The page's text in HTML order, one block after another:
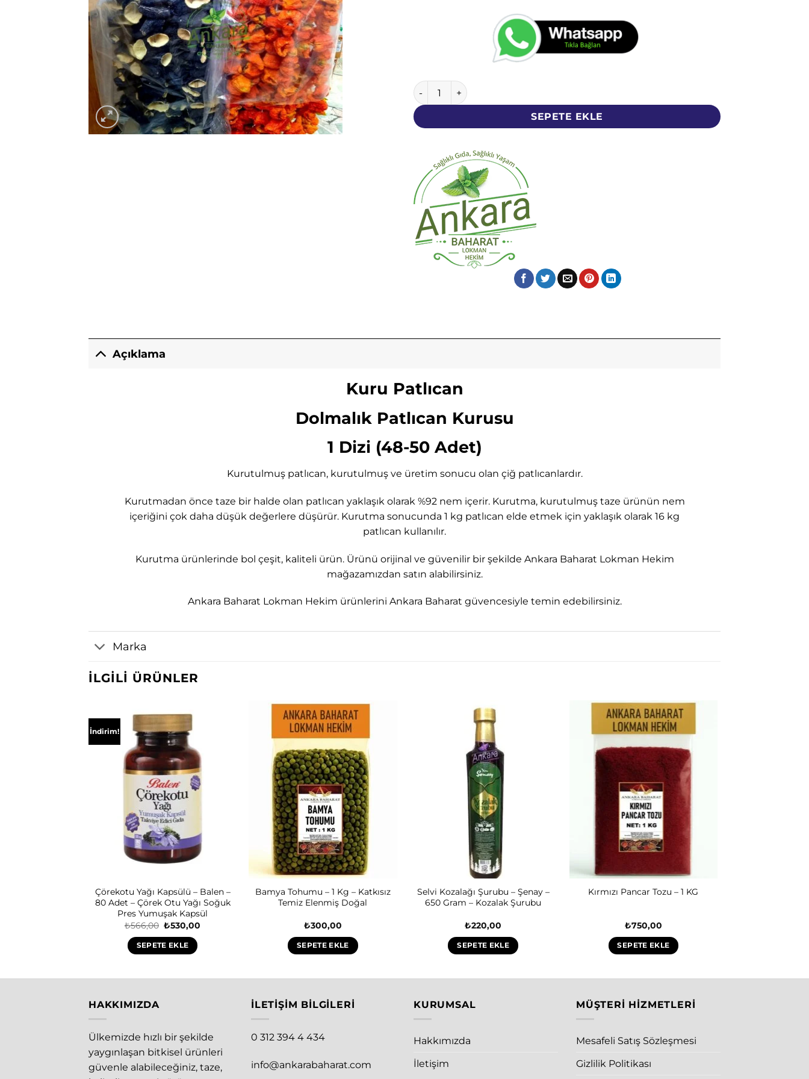
Kuru Patlıcan - 1 Dizi (48-50 Adet) - Kurutulmuş Dolmalık Patlıcan Kurusu adet
SEPETE EKLE
Açıklama
Kuru Patlıcan
Dolmalık Patlıcan Kurusu
1 Dizi (48-50 Adet)
Kurutulmuş patlıcan, kurutulmuş ve üretim sonucu olan çiğ patlıcanlardır.
Kurutmadan önce taze bir halde olan patlıcan yaklaşık olarak %92 nem içerir. Kurutma, kurutulmuş taze ürünün nem
içeriğini çok daha düşük değerlere düşürür. Kurutma sonucunda 1 kg patlıcan elde etmek için yaklaşık olarak 16 kg
patlıcan kullanılır.
Kurutma ürünlerinde bol çeşit, kaliteli ürün. Ürünü orijinal ve güvenilir bir şekilde Ankara Baharat Lokman Hekim
mağazamızdan satın alabilirsiniz.
Ankara Baharat Lokman Hekim ürünlerini Ankara Baharat güvencesiyle temin edebilirsiniz.
Marka
İLGILI ÜRÜNLER
İndirim!
Çörekotu Yağı Kapsülü – Balen –
80 Adet – Çörek Otu Yağı Soğuk
Pres Yumuşak Kapsül
₺566,00 Orijinal
₺566,00.
₺530,00
SEPETE EKLE
Bamya Tohumu – 1 Kg – Katkısız
Temiz Elenmiş Doğal
₺300,00
SEPETE EKLE
Selvi Kozalağı Şurubu – Şenay –
650 Gram – Kozalak Şurubu
₺220,00
SEPETE EKLE
Kırmızı Pancar Tozu – 1 KG
₺750,00
SEPETE EKLE
HAKKIMIZDA
Ülkemizde hızlı bir şekilde
yaygınlaşan bitkisel ürünleri
güvenle alabileceğiniz, taze,
İLETIŞIM BILGILERI
0 312 394 4 434
info@ankarabaharat.com
KURUMSAL
Hakkımızda
İletişim
MÜŞTERI HIZMETLERI
Mesafeli Satış Sözleşmesi
Gizlilik Politikası